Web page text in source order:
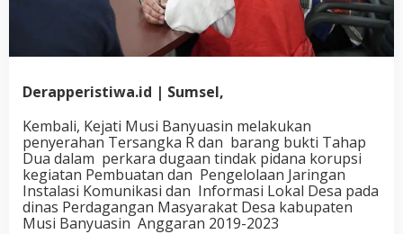
Derapperistiwa.id | Sumsel,
Kembali, Kejati Musi Banyuasin melakukan
penyerahan Tersangka R dan barang bukti Tahap
Dua dalam perkara dugaan tindak pidana korupsi
kegiatan Pembuatan dan Pengelolaan Jaringan
Instalasi Komunikasi dan Informasi Lokal Desa pada
dinas Perdagangan Masyarakat Desa kabupaten
Musi Banyuasin Anggaran 2019-2023